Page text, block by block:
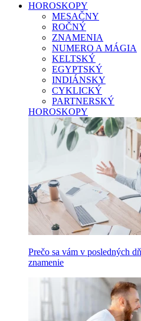
HOROSKOPY
MESAČNY
ROČNÝ
ZNAMENIA
NUMERO A MÁGIA
KELTSKÝ
EGYPTSKÝ
INDIÁNSKY
CYKLICKÝ
PARTNERSKÝ
HOROSKOPY
Prečo sa vám v posledných
znamenie